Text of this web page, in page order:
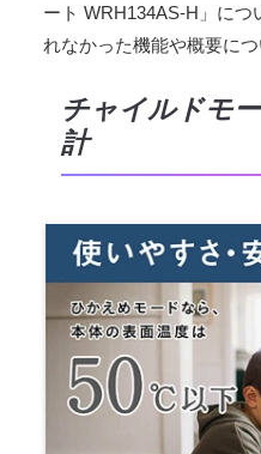
ート WRH134AS-H」につ
れなかった機能や概要に
チャイルドモ
計